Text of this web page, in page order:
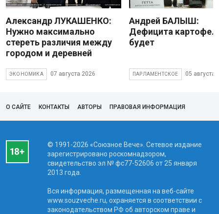
Александр ЛУКАШЕНКО:
Нужно максимально
стереть различия между
городом и деревней
ЭКОНОМИКА 07 августа 2026
Андрей БАЛЫШ:
Дефицита
будет
ПАРЛАМЕНТСКОЕ 05 августа
О САЙТЕ КОНТАКТЫ АВТОРЫ ПРАВОВАЯ ИНФОРМАЦИЯ
© 1991-2026 «Союзное Вече». Сетевое издание
зарегистрировано роскомнадзором,
свидетельство эл № фc77-52606 от 25 января
2013 года.
Вся информация, размещенная на веб-сайте
www.souzveche.ru, охраняется в соответствии с
законодательством РФ об авторском праве и